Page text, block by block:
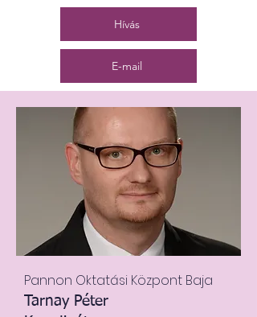
Hívás
E-mail
Pannon Oktatási Központ Baja
Tarnay Péter